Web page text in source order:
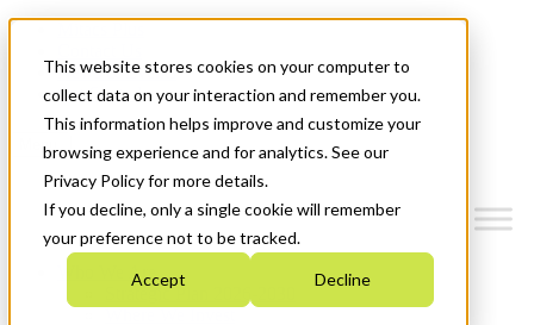
This website stores cookies on your computer to
collect data on your interaction and remember you.
This information helps improve and customize your
browsing experience and for analytics. See our
Privacy Policy for more details.
If you decline, only a single cookie will remember
your preference not to be tracked.
Accept Decline
News & Events
Get Started
Menu
Who We Are
Strategic Plan 2026-2030